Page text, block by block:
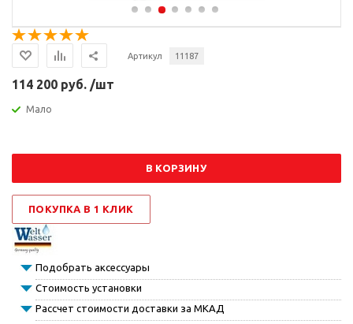
Артикул 11187
114 200 руб. /шт
Мало
В КОРЗИНУ
ПОКУПКА В 1 КЛИК
Подобрать аксессуары
Стоимость установки
Рассчет стоимости доставки за МКАД